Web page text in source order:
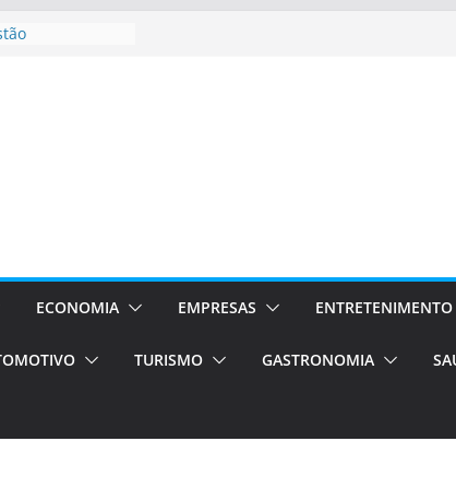
em Porto
de transfer,
de alto padrão
–
o segundo
únicas e
volta!ECONOMIA EMPRESAS ENTRETENIMENTO
TURISMO GASTRONOMIA